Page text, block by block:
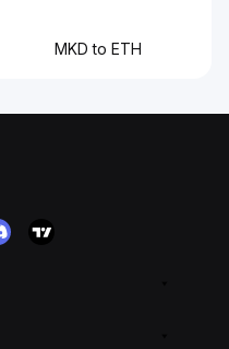
MKD to ETH